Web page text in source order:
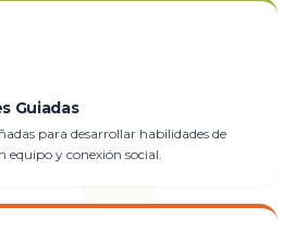
Guiadas
para desarrollar habilidades de
y conexión social.